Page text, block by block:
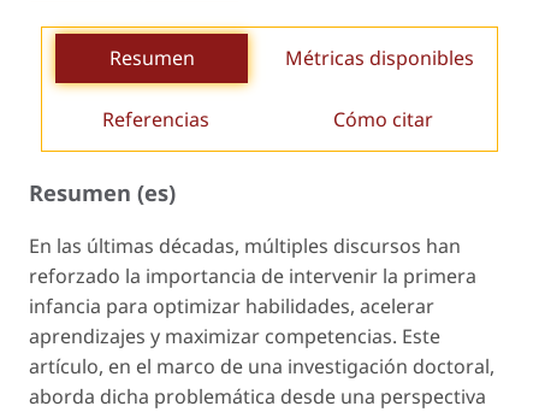
Resumen Métricas disponibles
Referencias Cómo citar
Resumen (es)
En las últimas décadas, múltiples discursos han
reforzado la importancia de intervenir la primera
infancia para optimizar habilidades, acelerar
aprendizajes y maximizar competencias. Este
artículo, en el marco de una investigación doctoral,
aborda dicha problemática desde una perspectiva